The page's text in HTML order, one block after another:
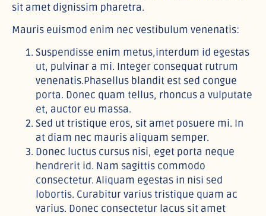
sit amet dignissim pharetra.
Mauris euismod enim nec vestibulum venenatis:
Suspendisse enim metus,interdum id egestas
ut, pulvinar a mi. Integer consequat rutrum
venenatis.Phasellus blandit est sed congue
porta. Donec quam tellus, rhoncus a vulputate
et, auctor eu massa.
Sed ut tristique eros, sit amet posuere mi. In
at diam nec mauris aliquam semper.
Donec luctus cursus nisi, eget porta neque
hendrerit id. Nam sagittis commodo
consectetur. Aliquam egestas in nisi sed
lobortis. Curabitur varius tristique quam ac
varius. Donec consectetur lacus sit amet